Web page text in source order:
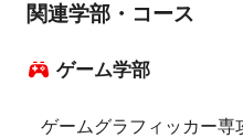
関連学部・コース
ゲーム学部
ゲームグラフィッカー専